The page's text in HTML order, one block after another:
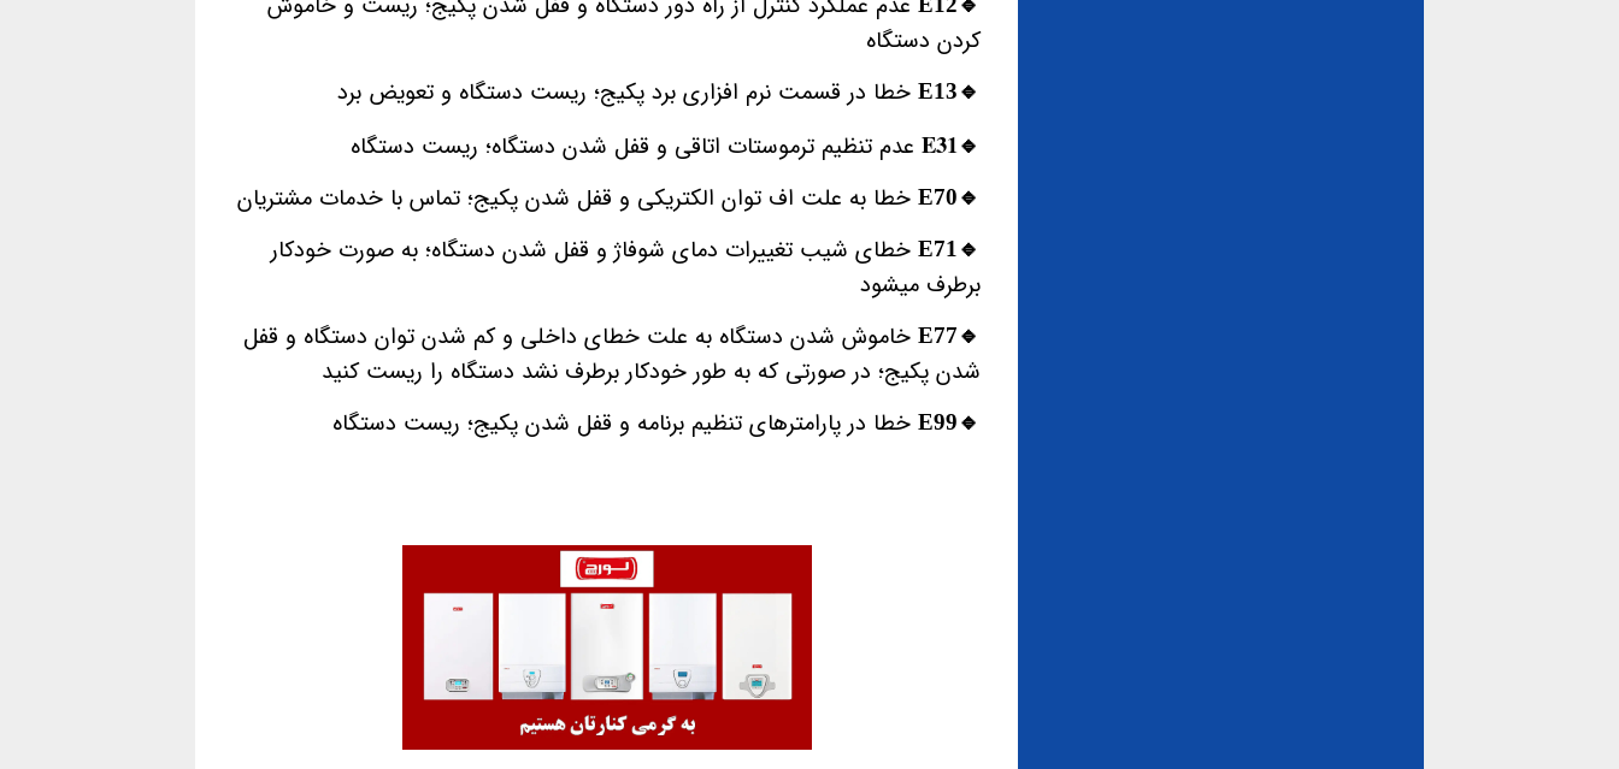
کردن دستگاه
🔹️E13 خطا در قسمت نرم افزاری برد پکیج؛ ریست دستگاه و تعویض برد
🔹️E31 عدم تنظیم ترموستات اتاقی و قفل شدن دستگاه؛ ریست دستگاه
🔹️E70 خطا به علت اف توان الکتریکی و قفل شدن پکیج؛ تماس با خدمات مشتریان
🔹️E71
خطای شیب تغییرات دمای شوفاژ و قفل شدن دستگاه؛ به صورت خودکار
برطرف میشود
🔹️E77
خاموش شدن دستگاه به علت خطای داخلی و کم شدن توان دستگاه و قفل
شدن پکیج؛ در صورتی که به طور خودکار برطرف نشد دستگاه را ریست کنید
🔹️E99 خطا در پارامترهای تنظیم برنامه و قفل شدن پکیج؛ ریست دستگاه